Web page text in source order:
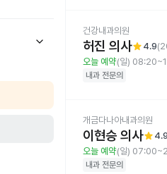
건강내과의원
허진 의사star 4.9(
오늘 예약(일)
내과 전문의
개금다나아내과의원
이현승 의사star
오늘 예약(일)
내과 전문의